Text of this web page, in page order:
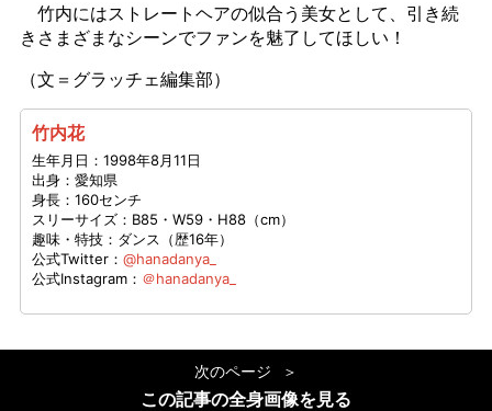
竹内にはストレートヘアの似合う美女として、引き続
きさまざまなシーンでファンを魅了してほしい！
（文＝グラッチェ編集部）
竹内花
生年月日：1998年8月11日
出身：愛知県
身長：160センチ
スリーサイズ：B85・W59・H88（cm）
趣味・特技：ダンス（歴16年）
公式Twitter： @hanadanya_
公式Instagram： ＠hanadanya_
次のページ
この記事の全身画像を見る